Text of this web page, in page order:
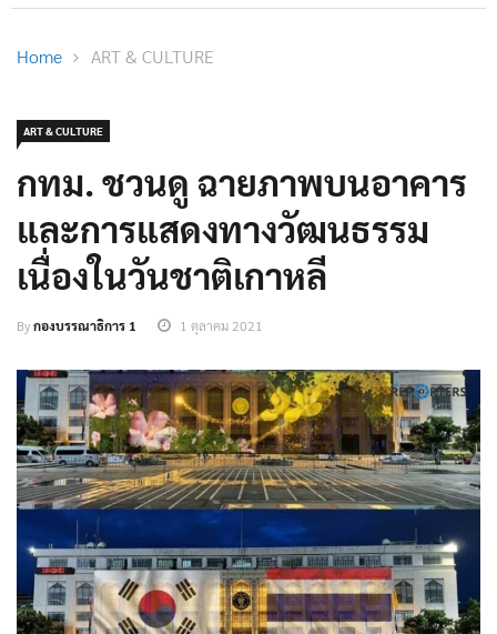
Home ART & CULTURE
ART & CULTURE
กทม. ชวนดู ฉายภาพบนอาคาร
และการแสดงทางวัฒนธรรม
เนื่องในวันชาติเกาหลี
Byกองบรรณาธิการ 1 1 ตุลาคม 2021